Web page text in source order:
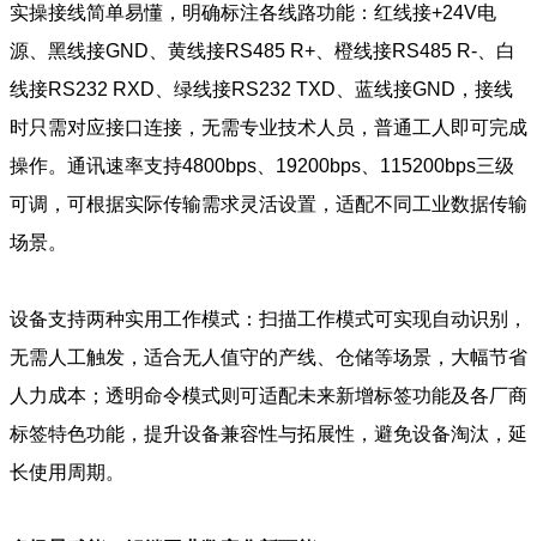
实操接线简单易懂，明确标注各线路功能：红线接+24V电
源、黑线接GND、黄线接RS485 R+、橙线接RS485 R-、白
线接RS232 RXD、绿线接RS232 TXD、蓝线接GND，接线
时只需对应接口连接，无需专业技术人员，普通工人即可完成
操作。通讯速率支持4800bps、19200bps、115200bps三级
可调，可根据实际传输需求灵活设置，适配不同工业数据传输
场景。
设备支持两种实用工作模式：扫描工作模式可实现自动识别，
无需人工触发，适合无人值守的产线、仓储等场景，大幅节省
人力成本；透明命令模式则可适配未来新增标签功能及各厂商
标签特色功能，提升设备兼容性与拓展性，避免设备淘汰，延
长使用周期。